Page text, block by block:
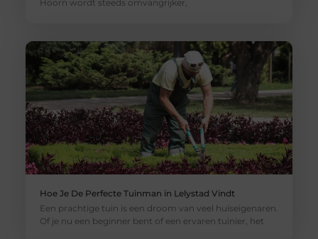
Hoorn wordt steeds omvangrijker,
Hoe Je De Perfecte Tuinman in Lelystad Vindt
Een prachtige tuin is een droom van veel huiseigenaren.
Of je nu een beginner bent of een ervaren tuinier, het